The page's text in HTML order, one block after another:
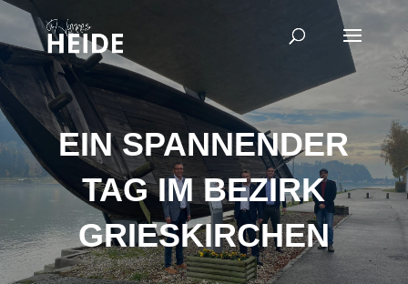
EIN SPANNENDER
TAG IM BEZIRK
GRIESKIRCHEN